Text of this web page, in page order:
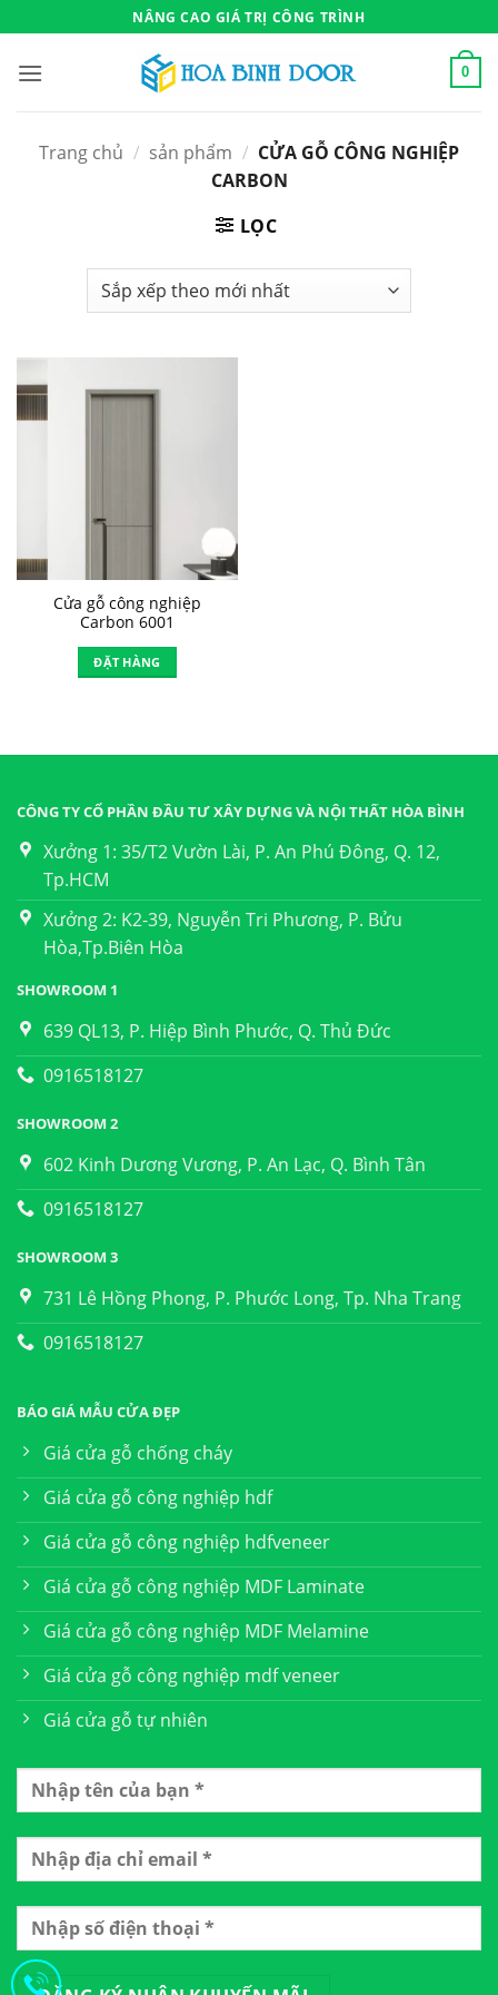
qua
nội
NÂNG CAO GIÁ TRỊ CÔNG TRÌNH
0
Trang chủ / sản phẩm / CỬA GỖ CÔNG NGHIỆP
CARBON
LỌC
Cửa gỗ công nghiệp
Carbon 6001
ĐẶT HÀNG
CÔNG TY CỔ PHẦN ĐẦU TƯ XÂY DỰNG VÀ NỘI THẤT HÒA BÌNH
Xưởng 1: 35/T2 Vườn Lài, P. An Phú Đông, Q. 12,
Tp.HCM
Xưởng 2: K2-39, Nguyễn Tri Phương, P. Bửu
Hòa,Tp.Biên Hòa
SHOWROOM 1
639 QL13, P. Hiệp Bình Phước, Q. Thủ Đức
0916518127
SHOWROOM 2
602 Kinh Dương Vương, P. An Lạc, Q. Bình Tân
0916518127
SHOWROOM 3
731 Lê Hồng Phong, P. Phước Long, Tp. Nha Trang
0916518127
BÁO GIÁ MẪU CỬA ĐẸP
Giá cửa gỗ chống cháy
Giá cửa gỗ công nghiệp hdf
Giá cửa gỗ công nghiệp hdfveneer
Giá cửa gỗ công nghiệp MDF Laminate
Giá cửa gỗ công nghiệp MDF Melamine
Giá cửa gỗ công nghiệp mdf veneer
Giá cửa gỗ tự nhiên